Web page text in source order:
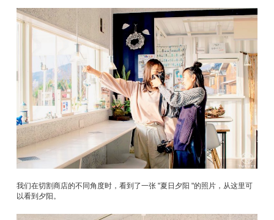
我们在切割商店的不同角度时，看到了一张 "夏日夕阳 "的照片，从这里可
以看到夕阳。